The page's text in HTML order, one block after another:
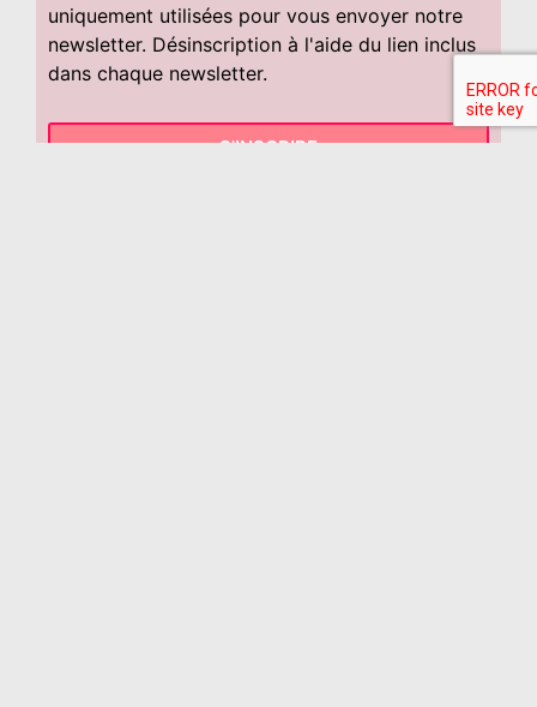
uniquement utilisées pour vous envoyer notre
newsletter. Désinscription à l'aide du lien inclus
dans chaque newsletter.
S'INSCRIRE